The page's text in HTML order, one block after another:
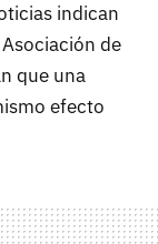
indican
de
que una
efecto